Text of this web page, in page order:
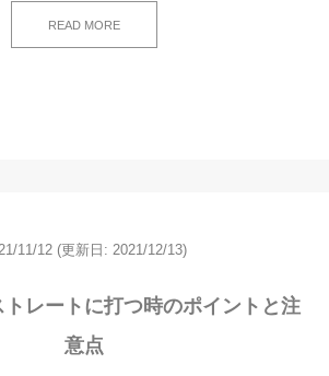
READ MORE
11/12 (更新日: 2021/12/13)
レートに打つ時のポイントと注
意点